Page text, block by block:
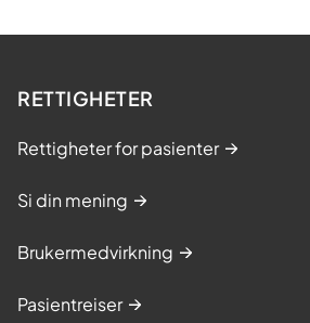
RETTIGHETER
Rettigheter for pasienter
Si din mening
Brukermedvirkning
Pasientreiser